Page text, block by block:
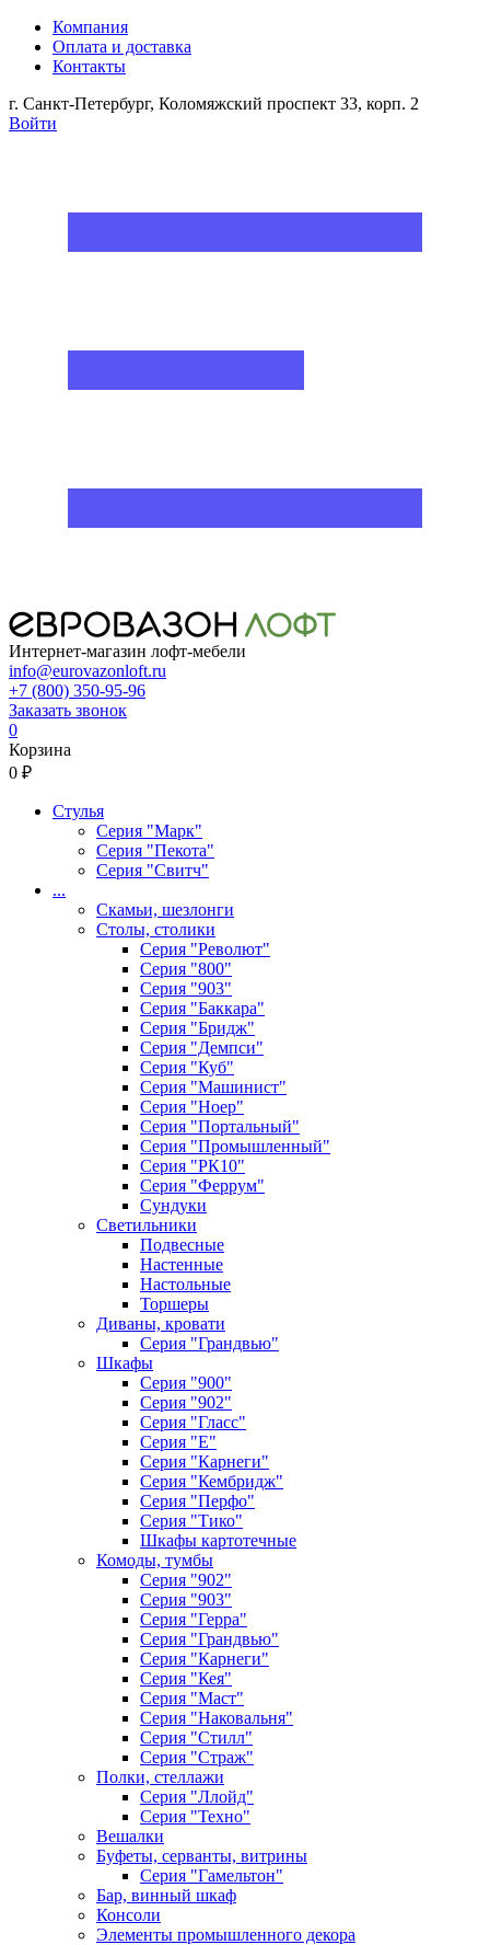
Компания
Оплата и доставка
Контакты
г. Санкт-Петербург, Коломяжский проспект 33, корп. 2
Войти
Интернет-магазин лофт-мебели
info@eurovazonloft.ru
+7 (800) 350-95-96
Заказать звонок
0
Корзина
0 ₽
Стулья
Серия "Марк"
Серия "Пекота"
Серия "Свитч"
...
Скамьи, шезлонги
Столы, столики
Серия "Револют"
Серия "800"
Серия "903"
Серия "Баккара"
Серия "Бридж"
Серия "Демпси"
Серия "Куб"
Серия "Машинист"
Серия "Ноер"
Серия "Портальный"
Серия "Промышленный"
Серия "РК10"
Серия "Феррум"
Сундуки
Светильники
Подвесные
Настенные
Настольные
Торшеры
Диваны, кровати
Серия "Грандвью"
Шкафы
Серия "900"
Серия "902"
Серия "Гласс"
Серия "Е"
Серия "Карнеги"
Серия "Кембридж"
Серия "Перфо"
Серия "Тико"
Шкафы картотечные
Комоды, тумбы
Серия "902"
Серия "903"
Серия "Герра"
Серия "Грандвью"
Серия "Карнеги"
Серия "Кея"
Серия "Маст"
Серия "Наковальня"
Серия "Стилл"
Серия "Страж"
Полки, стеллажи
Серия "Ллойд"
Серия "Техно"
Вешалки
Буфеты, серванты, витрины
Серия "Гамельтон"
Бар, винный шкаф
Консоли
Элементы промышленного декора